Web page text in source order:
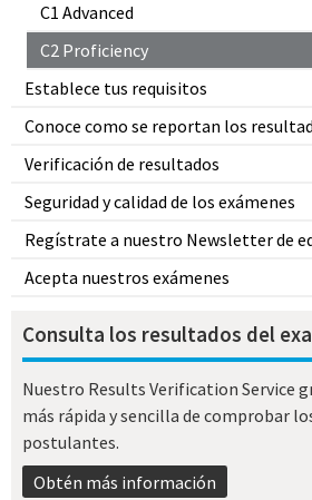
C1 Advanced
C2 Proficiency
Establece tus requisitos
Conoce como se reportan los
Verificación de resultados
Seguridad y calidad de los exámenes
Regístrate a nuestro Newsletter de
Acepta nuestros exámenes
Consulta los resultados del
Nuestro Results Verification Service
más rápida y sencilla de comprobar
postulantes.
Obtén más información